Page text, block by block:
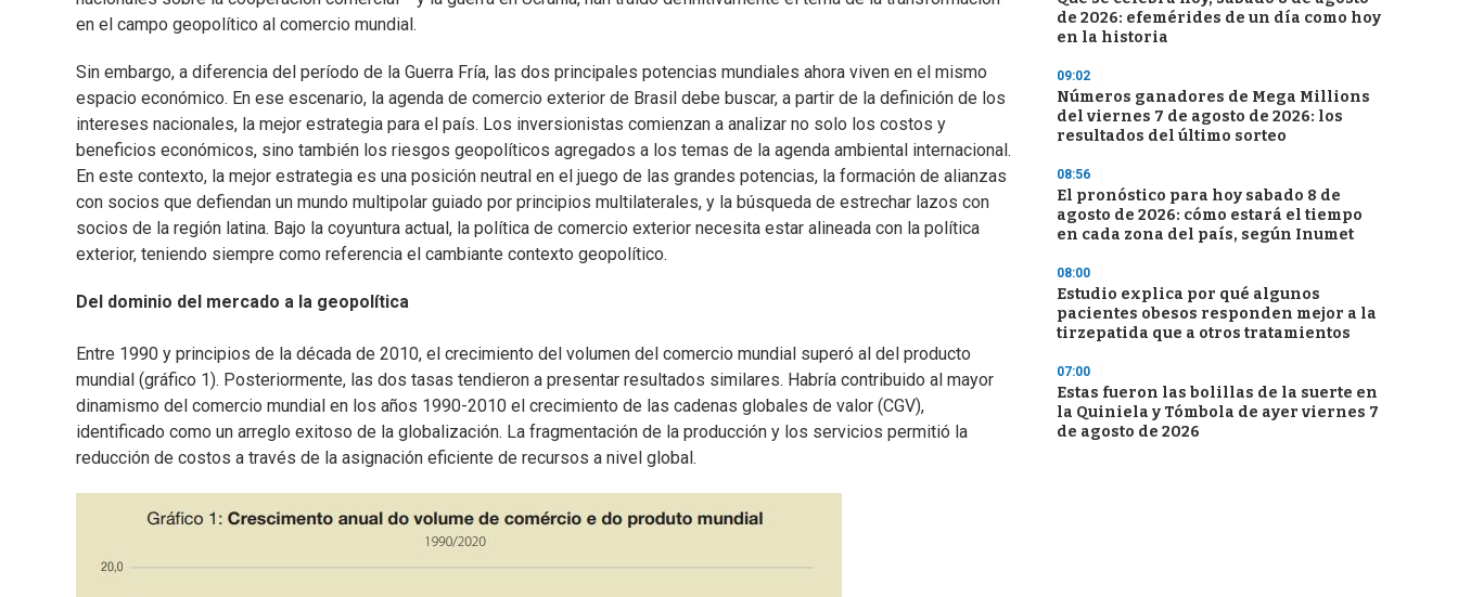
en el campo geopolítico al comercio mundial.
Sin embargo, a diferencia del período de la Guerra Fría, las dos principales potencias mundiales ahora viven en el mismo
espacio económico. En ese escenario, la agenda de comercio exterior de Brasil debe buscar, a partir de la definición de los
intereses nacionales, la mejor estrategia para el país. Los inversionistas comienzan a analizar no solo los costos y
beneficios económicos, sino también los riesgos geopolíticos agregados a los temas de la agenda ambiental internacional.
En este contexto, la mejor estrategia es una posición neutral en el juego de las grandes potencias, la formación de alianzas
con socios que defiendan un mundo multipolar guiado por principios multilaterales, y la búsqueda de estrechar lazos con
socios de la región latina. Bajo la coyuntura actual, la política de comercio exterior necesita estar alineada con la política
exterior, teniendo siempre como referencia el cambiante contexto geopolítico.
Del dominio del mercado a la geopolítica
Entre 1990 y principios de la década de 2010, el crecimiento del volumen del comercio mundial superó al del producto
mundial (gráfico 1). Posteriormente, las dos tasas tendieron a presentar resultados similares. Habría contribuido al mayor
dinamismo del comercio mundial en los años 1990-2010 el crecimiento de las cadenas globales de valor (CGV),
identificado como un arreglo exitoso de la globalización. La fragmentación de la producción y los servicios permitió la
reducción de costos a través de la asignación eficiente de recursos a nivel global.
de 2026: efemérides de un día como hoy
en la historia
09:02
Números ganadores de Mega Millions
del viernes 7 de agosto de 2026: los
resultados del último sorteo
08:56
El pronóstico para hoy sabado 8 de
agosto de 2026: cómo estará el tiempo
en cada zona del país, según Inumet
08:00
Estudio explica por qué algunos
pacientes obesos responden mejor a la
tirzepatida que a otros tratamientos
07:00
Estas fueron las bolillas de la suerte en
la Quiniela y Tómbola de ayer viernes 7
de agosto de 2026